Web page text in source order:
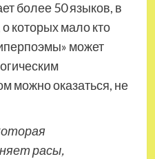
более 50 языков, в
которых мало кто
может
можно оказаться, не
расы,